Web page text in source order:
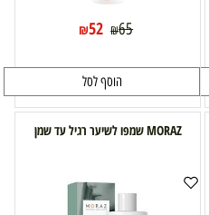
₪65
₪52
הוסף לסל
MORAZ שמפו לשיער רגיל עד שמן